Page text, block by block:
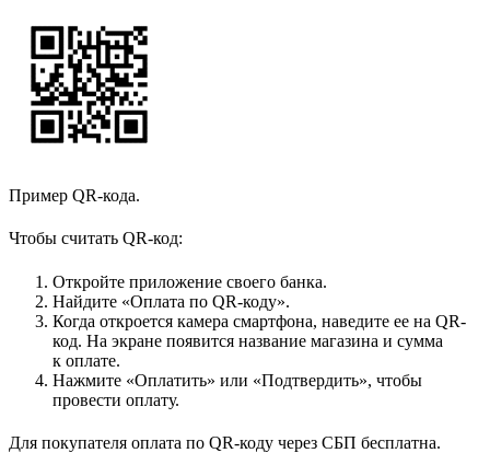
Пример QR-кода.
Чтобы считать QR-код:
Откройте приложение своего банка.
Найдите «Оплата по QR-коду».
Когда откроется камера смартфона, наведите ее на QR-
код. На экране появится название магазина и сумма
к оплате.
Нажмите «Оплатить» или «Подтвердить», чтобы
провести оплату.
Для покупателя оплата по QR-коду через СБП бесплатна.